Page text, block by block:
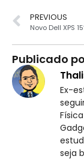
PREVIOUS
Novo Dell XPS
Publicado
Ex-
seja